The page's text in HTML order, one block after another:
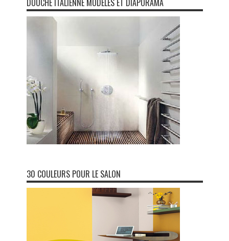
DOUCHE ITALIENNE MODÈLES ET DIAPORAMA
30 COULEURS POUR LE SALON